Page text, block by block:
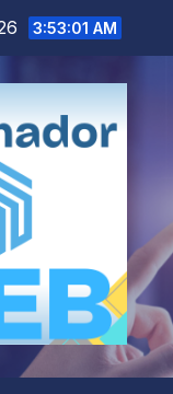
3:53:02 AM